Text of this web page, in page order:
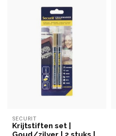
SECURIT
Krijtstiften set |